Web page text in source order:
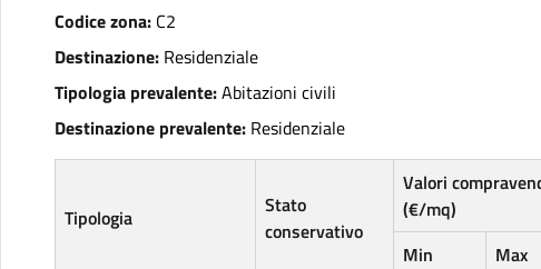
Codice zona: C2
Destinazione: Residenziale
Tipologia prevalente:Abitazioni civili
Destinazione prevalente: Residenziale
Tipologia
Stato
conservativo
Valori
(€/mq)
Min
Max